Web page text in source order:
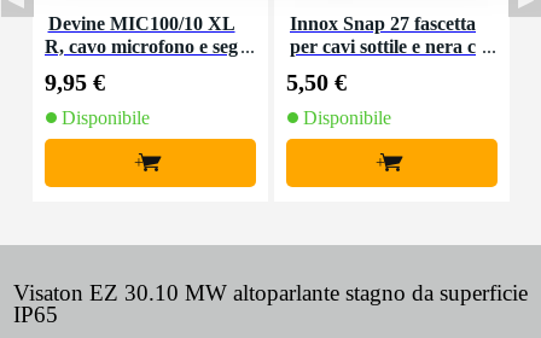
Devine MIC100/10 XL
R, cavo microfono e seg
9,95 €
Disponibile
+
Innox Snap 27 fascetta
per cavi sottile e nera c
(10 pezzi)
5,50 €
Disponibile
+
Visaton EZ 30.10 MW altoparlante stagno da superficie
IP65